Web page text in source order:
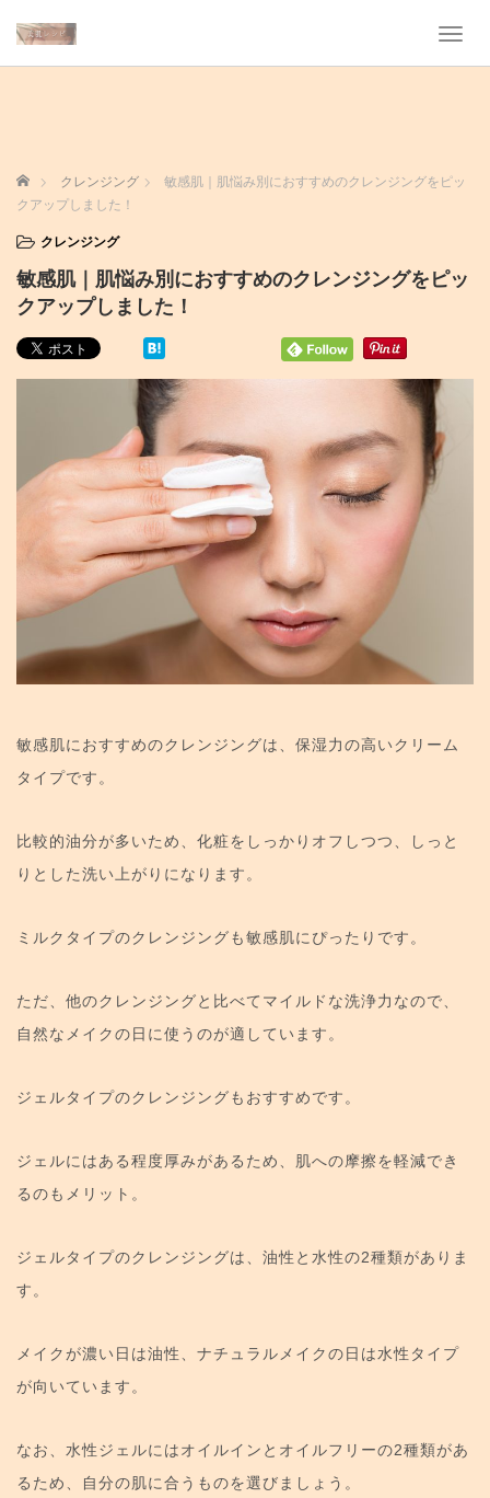
T
a
a
ホーム クレンジング
敏感肌｜肌悩み別におすすめのクレンジングをピッ
クアップしました！
クレンジング
敏感肌｜肌悩み別におすすめのクレンジングをピッ
クアップしました！
敏感肌におすすめのクレンジングは、保湿力の高いクリーム
タイプです。
比較的油分が多いため、化粧をしっかりオフしつつ、しっと
りとした洗い上がりになります。
ミルクタイプのクレンジングも敏感肌にぴったりです。
ただ、他のクレンジングと比べてマイルドな洗浄力なので、
自然なメイクの日に使うのが適しています。
ジェルタイプのクレンジングもおすすめです。
ジェルにはある程度厚みがあるため、肌への摩擦を軽減でき
るのもメリット。
ジェルタイプのクレンジングは、油性と水性の2種類がありま
す。
メイクが濃い日は油性、ナチュラルメイクの日は水性タイプ
が向いています。
なお、水性ジェルにはオイルインとオイルフリーの2種類があ
るため、自分の肌に合うものを選びましょう。